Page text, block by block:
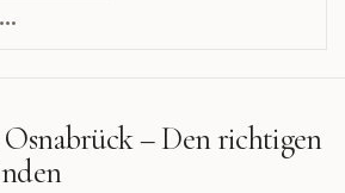
Osnabrück– Den richtigen